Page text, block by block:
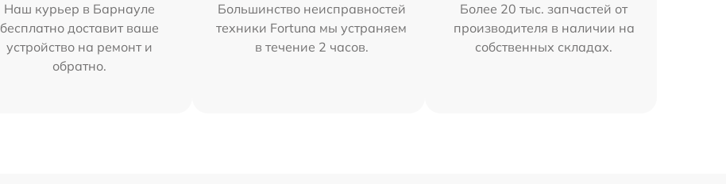
Наш курьер в Барнауле
бесплатно доставит ваше
устройство на ремонт и
обратно.
Большинство неисправностей
техники Fortuna мы устраняем
в течение 2 часов.
Более 20 тыс. запчастей от
производителя в наличии на
собственных складах.